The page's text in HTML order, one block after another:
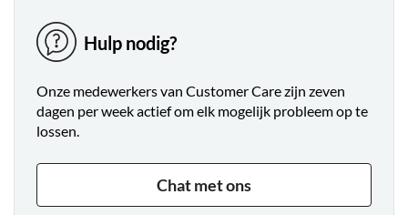
Hulp nodig?
Onze medewerkers van Customer Care zijn zeven
dagen per week actief om elk mogelijk probleem op te
lossen.
Chat met ons